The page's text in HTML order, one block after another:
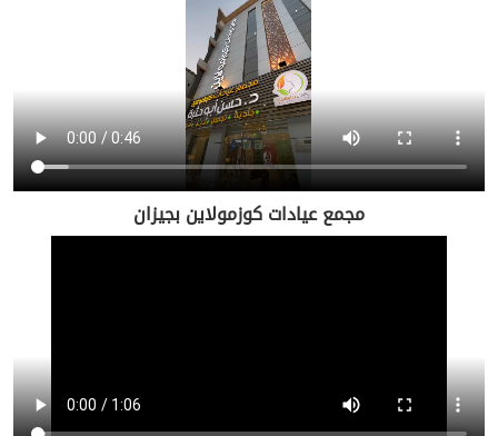
مجمع عيادات كوزمولاين بجيزان